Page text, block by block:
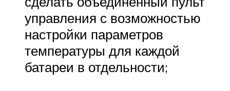
управления с возможностью
настройки параметров
температуры для каждой
батареи в отдельности;